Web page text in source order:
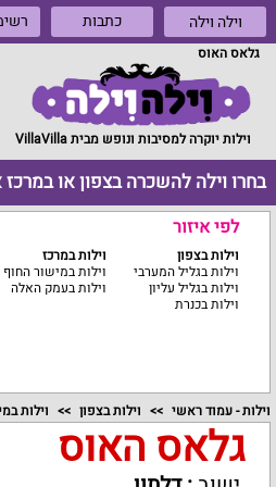
וילה וילה כתבות
גלאס האוס
וילות יוקרה למסיבות ונופש מבית VillaVilla
בחרו וילה להשכרה בצפון או
לפי איזור
וילות בצפון
וילות בגליל המערבי
וילות בגליל עליון
וילות בכנרת
וילות במרכז
וילות במישור החוף
וילות בעמק האלה
וילות - עמוד ראשי וילות בצפון וילות
גלאס האוס